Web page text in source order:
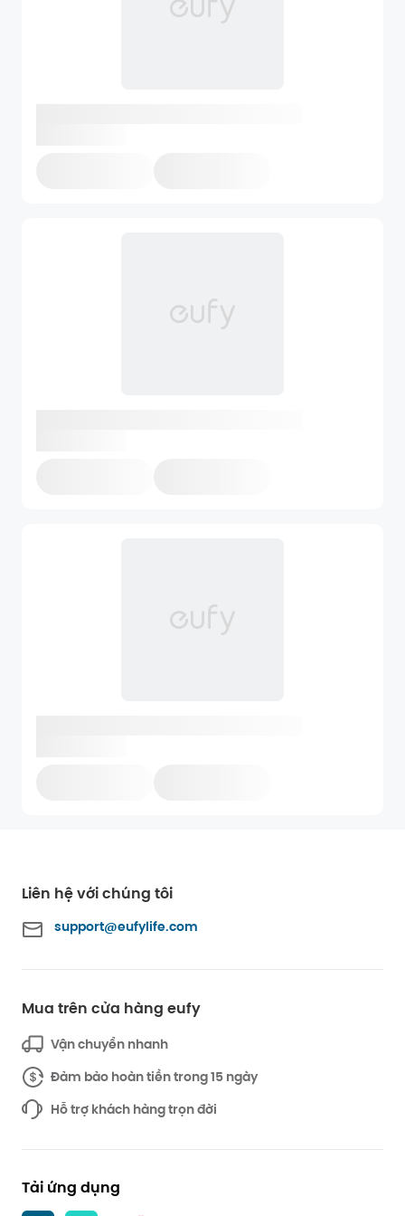
Liên hệ với chúng tôi
support@eufylife.com
Mua trên cửa hàng eufy
Vận chuyển nhanh
Đảm bảo hoàn tiền trong 15 ngày
Hỗ trợ khách hàng trọn đời
Tải ứng dụng